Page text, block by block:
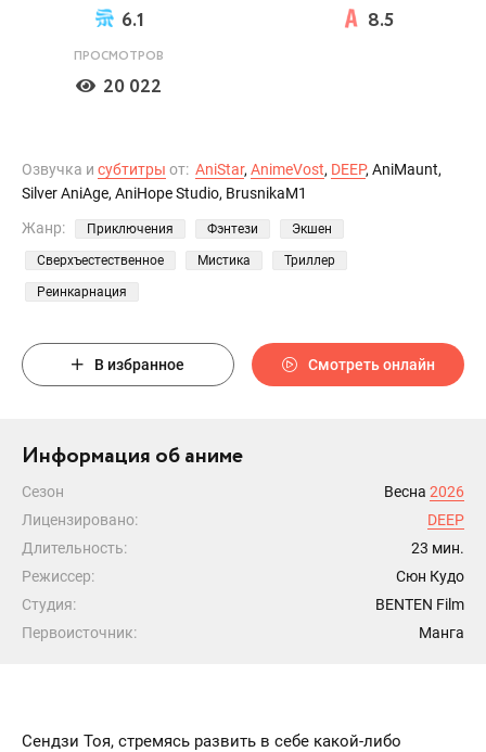
6.1 8.5
ПРОСМОТРОВ
20 022
Озвучка и субтитры от: AniStar, AnimeVost, DEEP, AniMaunt,
Silver AniAge, AniHope Studio, BrusnikaM1
Жанр:
Приключения Фэнтези Экшен
Сверхъестественное Мистика Триллер
Реинкарнация
В избранное Смотреть онлайн
Информация об аниме
Сезон Весна 2026
Лицензировано:
DEEP
Длительность:
23 мин.
Режиссер:
Сюн Кудо
Студия:
BENTEN Film
Первоисточник:
Манга
Сендзи Тоя, стремясь развить в себе какой-либо